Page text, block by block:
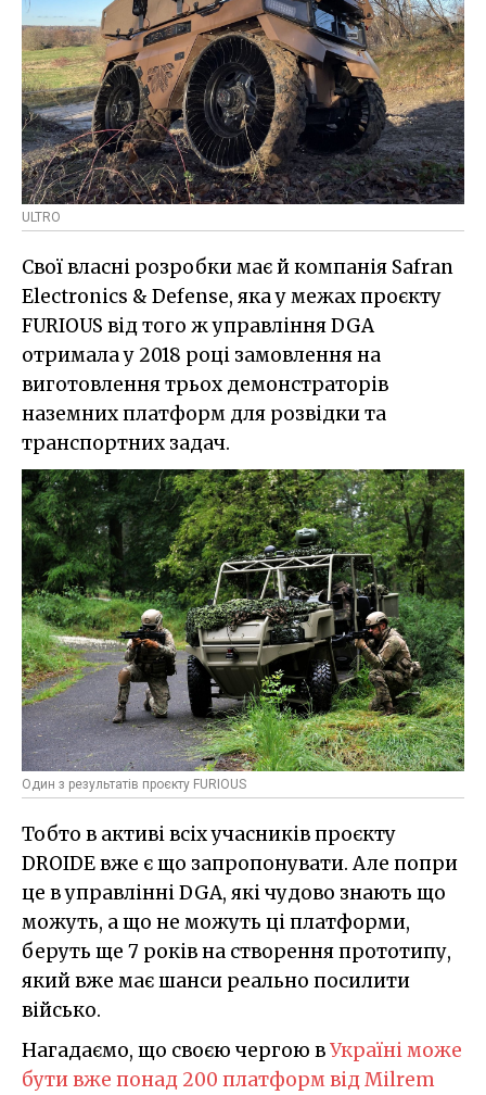
ULTRO
Свої власні розробки має й компанія Safran
Electronics & Defense, яка у межах проєкту
FURIOUS від того ж управління DGA
отримала у 2018 році замовлення на
виготовлення трьох демонстраторів
наземних платформ для розвідки та
транспортних задач.
Один з результатів проєкту FURIOUS
Тобто в активі всіх учасників проєкту
DROIDE вже є що запропонувати. Але попри
це в управлінні DGA, які чудово знають що
можуть, а що не можуть ці платформи,
беруть ще 7 років на створення прототипу,
який вже має шанси реально посилити
військо.
Нагадаємо, що своєю чергою вУкраїні може
бути вже понад 200 платформ від Milrem